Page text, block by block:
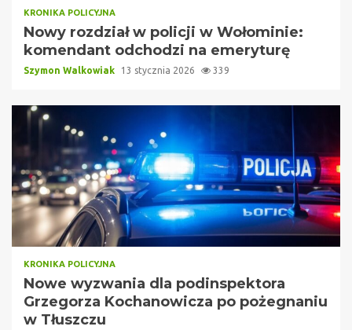
KRONIKA POLICYJNA
Nowy rozdział w policji w Wołominie:
komendant odchodzi na emeryturę
Szymon Walkowiak 13 stycznia 2026 339
KRONIKA POLICYJNA
Nowe wyzwania dla podinspektora
Grzegorza Kochanowicza po pożegnaniu
w Tłuszczu